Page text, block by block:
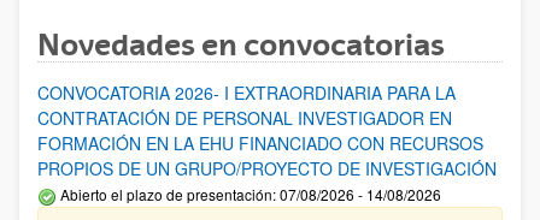
Novedades en convocatorias
CONVOCATORIA 2026- I EXTRAORDINARIA PARA LA
CONTRATACIÓN DE PERSONAL INVESTIGADOR EN
FORMACIÓN EN LA EHU FINANCIADO CON RECURSOS
PROPIOS DE UN GRUPO/PROYECTO DE INVESTIGACIÓN
Abierto el plazo de presentación: 07/08/2026 - 14/08/2026